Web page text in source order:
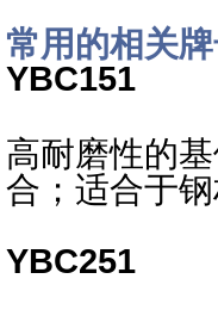
常用的相关
YBC151
高耐磨性的
合；适合于
YBC251